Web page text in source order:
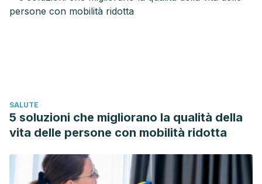
production. Lipid Insights.
graecum. Nternational Journal of Current Pharmaceutical
Review and Research.https://doi.org/10.1007/978-94-007-
Bukhari, S. B., Bhanger, M. I., & Memon, S. (2008).
Antioxidative Activity of Extracts from Fenugreek Seeds (
SALUTE
5 soluzioni che migliorano la qualità della
vita delle persone con mobilità ridotta